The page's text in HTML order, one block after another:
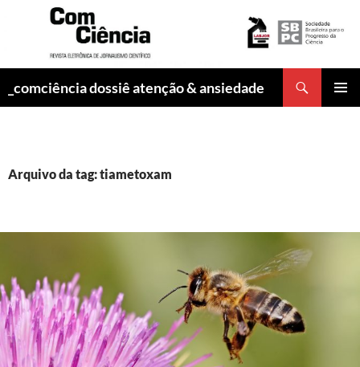
_comciência dossiê atenção & ansiedade
Arquivo da tag: tiametoxam